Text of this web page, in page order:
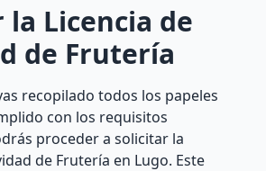
Licencia de
de Frutería
recopilado todos los papeles
con los requisitos
proceder a solicitar la
de Frutería en Lugo. Este